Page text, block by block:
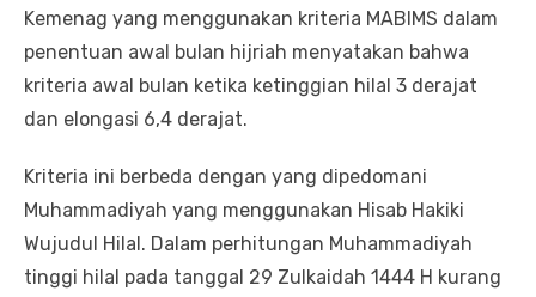
Kemenag yang menggunakan kriteria MABIMS dalam
penentuan awal bulan hijriah menyatakan bahwa
kriteria awal bulan ketika ketinggian hilal 3 derajat
dan elongasi 6,4 derajat.
Kriteria ini berbeda dengan yang dipedomani
Muhammadiyah yang menggunakan Hisab Hakiki
Wujudul Hilal. Dalam perhitungan Muhammadiyah
tinggi hilal pada tanggal 29 Zulkaidah 1444 H kurang